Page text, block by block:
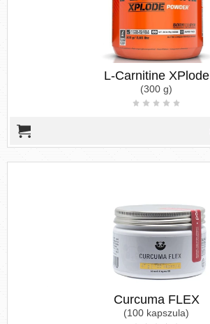
L-Carnitine XPlode
(300 g)
Curcuma FLEX
(100 kapszula)